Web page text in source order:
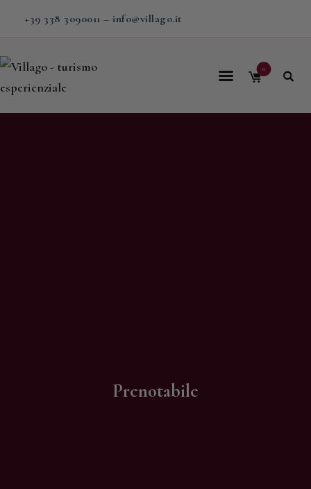
+39 338 3090011 – info@villago.it
0
Prenotabile
Home